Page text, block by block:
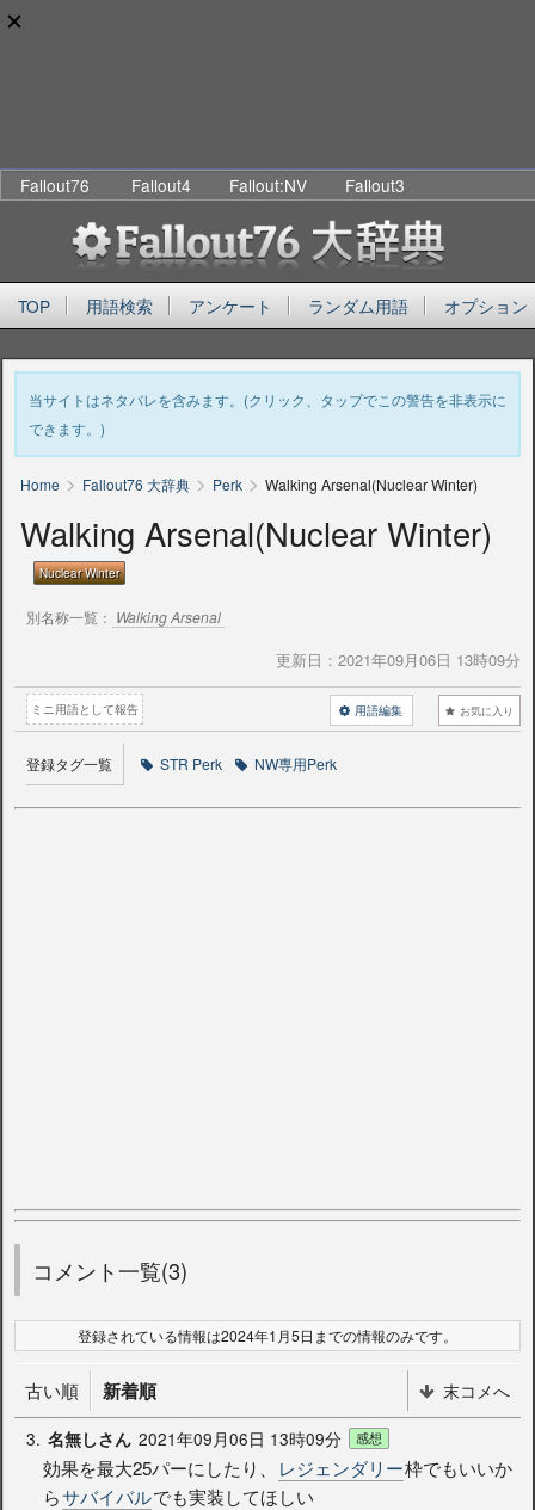
Fallout76 Fallout4 Fallout:NV Fallout3
TOP 用語検索 アンケート ランダム用語 オプション
当サイトはネタバレを含みます。(クリック、タップでこの警告を非表示に
できます。)
Home > Fallout76 大辞典 > Perk > Walking Arsenal(Nuclear Winter)
Walking Arsenal(Nuclear Winter)
Nuclear Winter
別名称一覧： Walking Arsenal
更新日： 2021年09月06日 13時09分
ミニ用語として報告 お気に入り
用語編集
登録タグ一覧 STR Perk NW専用Perk
コメント一覧(3)
登録されている情報は2024年1月5日までの情報のみです。
古い順 新着順
末コメへ
3. 名無しさん 2021年09月06日 13時09分 感想
効果を最大25パーにしたり、 レジェンダリー枠でもいいか
らサバイバルでも実装してほしい